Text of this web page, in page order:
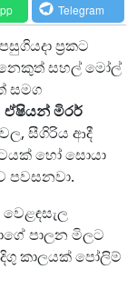
Telegram
ප්‍රකට
සහල් මෝල්
සමග
ඒෂියන් මිරර්
සීගිරිය ආදී
හෝ සොයා
පවසනවා.
පාලන මිලට
දිගු කාලයක් පෝලිම්